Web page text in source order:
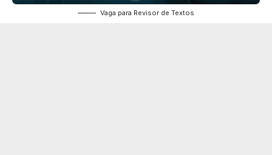
Vaga para Revisor de Textos